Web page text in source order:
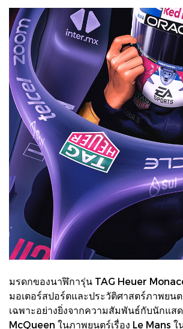
มรดกของนาฬิการุ่น TAG Heuer
มอเตอร์สปอร์ตและประวัติศาสตร์ภาพยนต
เฉพาะอย่างยิ่งจากความสัมพันธ์กับนักแส
McQueen ในภาพยนตร์เรื่อง Le Mans ใ